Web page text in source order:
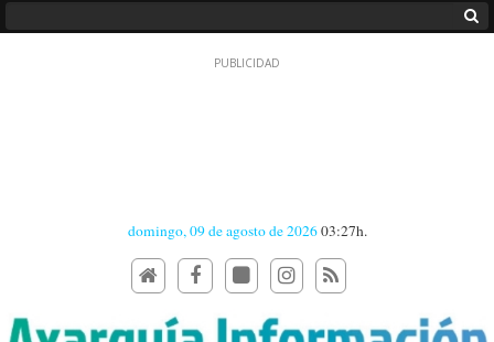
domingo, 09 de agosto de 202603:27h.